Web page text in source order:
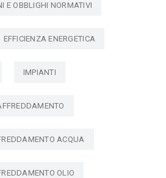
E OBBLIGHI NORMATIVI
EFFICIENZA ENERGETICA
IMPIANTI
ACQUA
OLIO